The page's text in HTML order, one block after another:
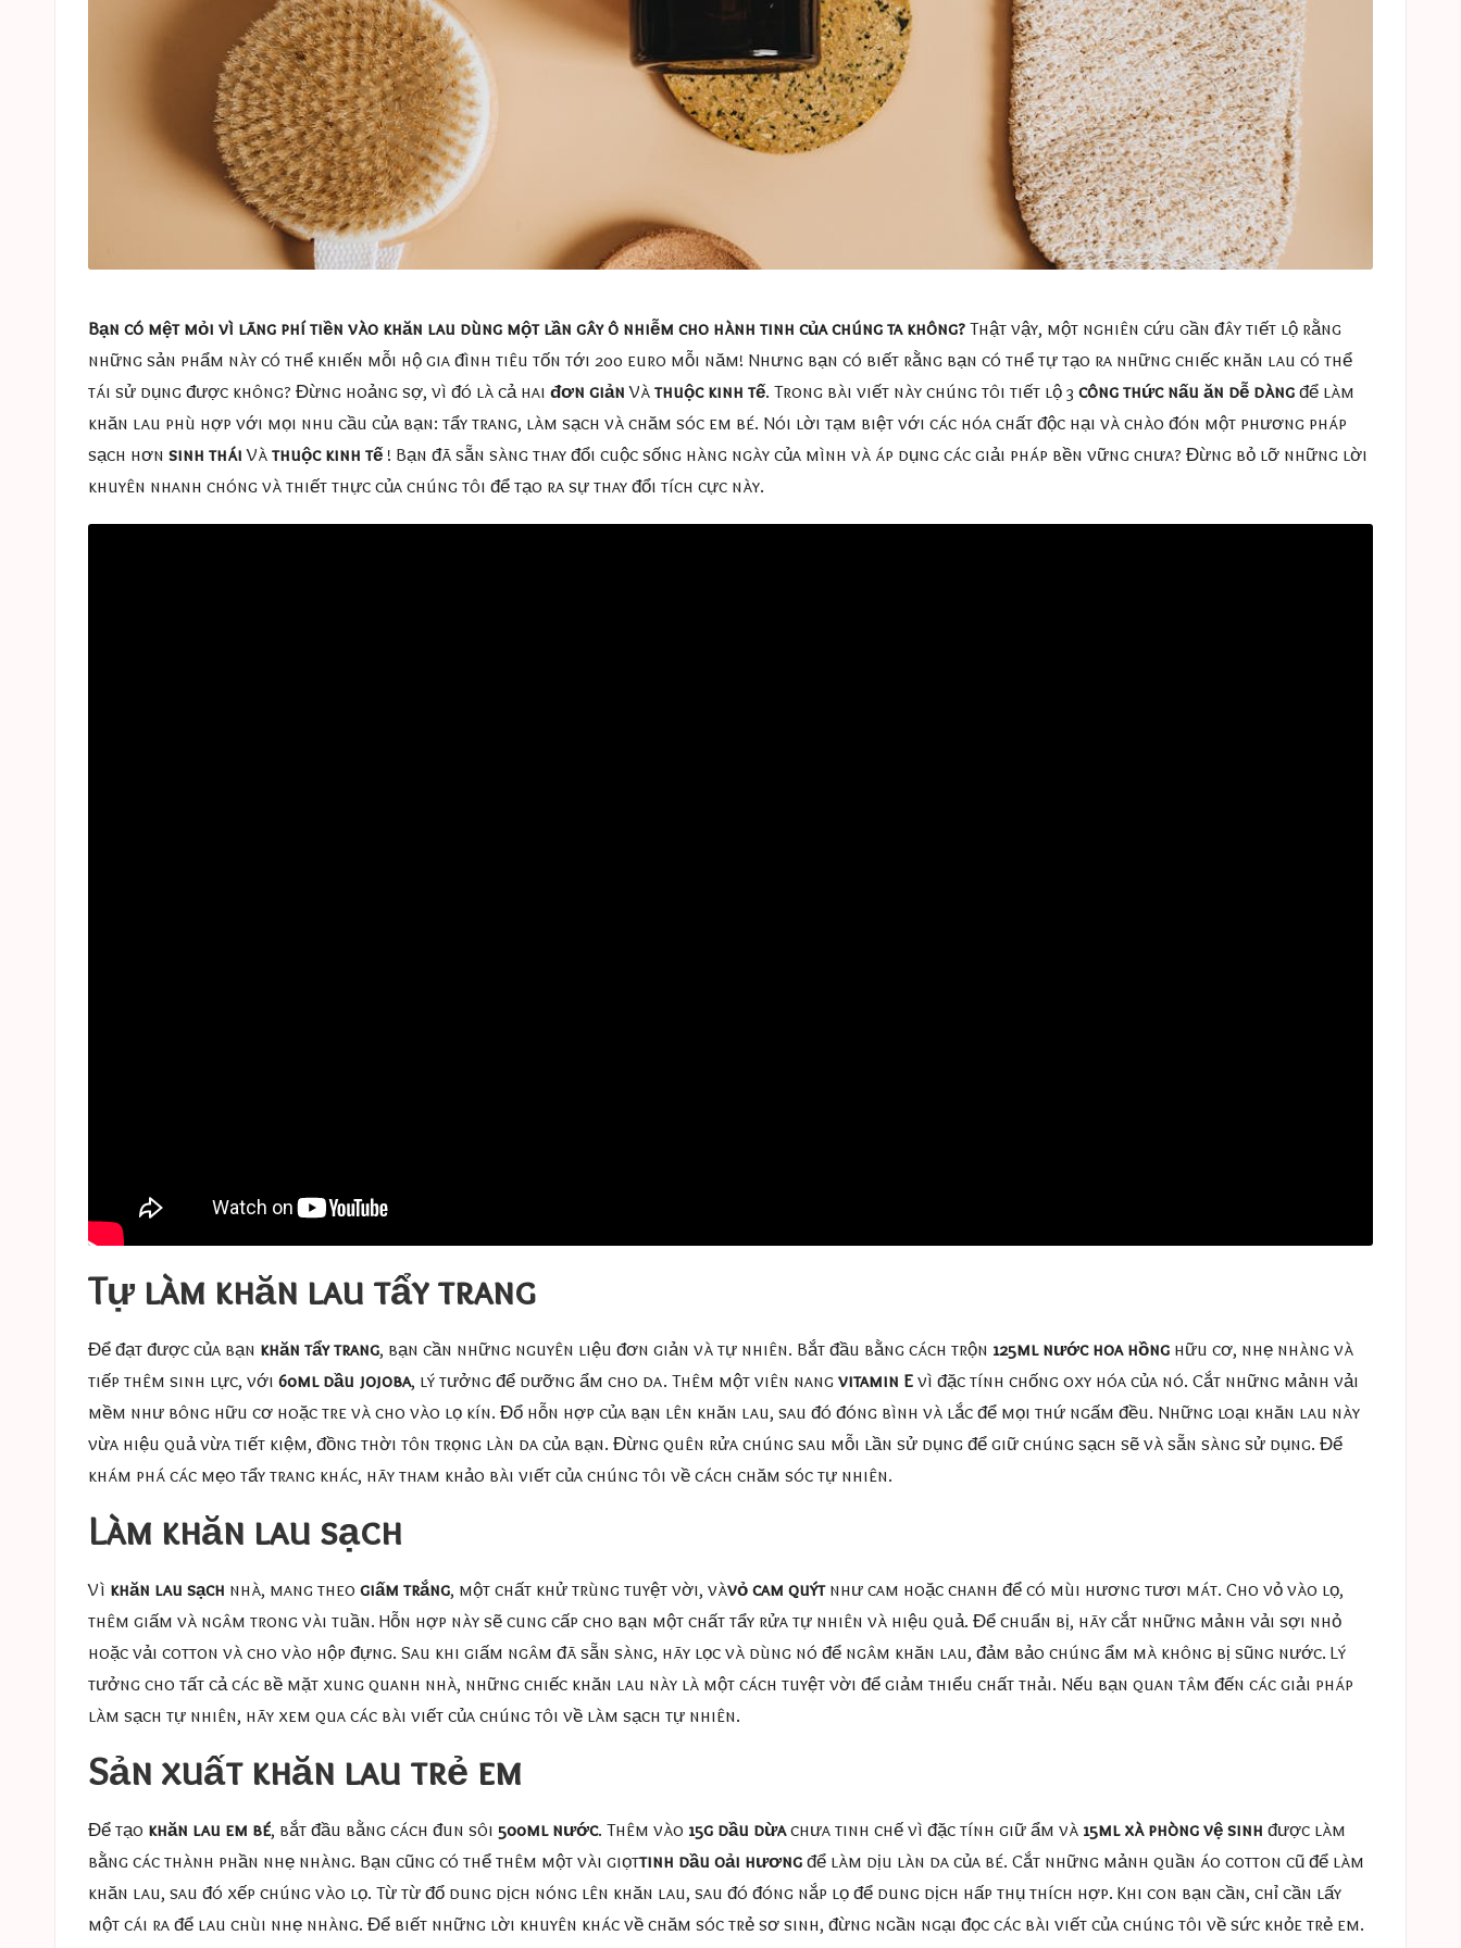
Bạn có mệt mỏi vì lãng phí tiền vào khăn lau dùng một lần gây ô nhiễm cho hành tinh của chúng ta không? Thật vậy, một nghiên cứu gần đây tiết lộ rằng
những sản phẩm này có thể khiến mỗi hộ gia đình tiêu tốn tới 200 euro mỗi năm! Nhưng bạn có biết rằng bạn có thể tự tạo ra những chiếc khăn lau có thể
tái sử dụng được không? Đừng hoảng sợ, vì đó là cả hai đơn giản Và thuộc kinh tế. Trong bài viết này chúng tôi tiết lộ 3 công thức nấu ăn dễ dàng để làm
khăn lau phù hợp với mọi nhu cầu của bạn: tẩy trang, làm sạch và chăm sóc em bé. Nói lời tạm biệt với các hóa chất độc hại và chào đón một phương pháp
sạch hơn sinh thái Và thuộc kinh tế! Bạn đã sẵn sàng thay đổi cuộc sống hàng ngày của mình và áp dụng các giải pháp bền vững chưa? Đừng bỏ lỡ những lời
khuyên nhanh chóng và thiết thực của chúng tôi để tạo ra sự thay đổi tích cực này.
Tự làm khăn lau tẩy trang
Để đạt được của bạn khăn tẩy trang, bạn cần những nguyên liệu đơn giản và tự nhiên. Bắt đầu bằng cách trộn 125ml nước hoa hồng hữu cơ, nhẹ nhàng và
tiếp thêm sinh lực, với 60ml dầu jojoba, lý tưởng để dưỡng ẩm cho da. Thêm một viên nang vitamin E vì đặc tính chống oxy hóa của nó. Cắt những mảnh vải
mềm như bông hữu cơ hoặc tre và cho vào lọ kín. Đổ hỗn hợp của bạn lên khăn lau, sau đó đóng bình và lắc để mọi thứ ngấm đều. Những loại khăn lau này
vừa hiệu quả vừa tiết kiệm, đồng thời tôn trọng làn da của bạn. Đừng quên rửa chúng sau mỗi lần sử dụng để giữ chúng sạch sẽ và sẵn sàng sử dụng. Để
khám phá các mẹo tẩy trang khác, hãy tham khảo bài viết của chúng tôi về cách chăm sóc tự nhiên.
Làm khăn lau sạch
Vì khăn lau sạch nhà, mang theo giấm trắng, một chất khử trùng tuyệt vời, vàvỏ cam quýtnhư cam hoặc chanh để có mùi hương tươi mát. Cho vỏ vào lọ,
thêm giấm và ngâm trong vài tuần. Hỗn hợp này sẽ cung cấp cho bạn một chất tẩy rửa tự nhiên và hiệu quả. Để chuẩn bị, hãy cắt những mảnh vải sợi nhỏ
hoặc vải cotton và cho vào hộp đựng. Sau khi giấm ngâm đã sẵn sàng, hãy lọc và dùng nó để ngâm khăn lau, đảm bảo chúng ẩm mà không bị sũng nước. Lý
tưởng cho tất cả các bề mặt xung quanh nhà, những chiếc khăn lau này là một cách tuyệt vời để giảm thiểu chất thải. Nếu bạn quan tâm đến các giải pháp
làm sạch tự nhiên, hãy xem qua các bài viết của chúng tôi về làm sạch tự nhiên.
Sản xuất khăn lau trẻ em
Để tạo khăn lau em bé, bắt đầu bằng cách đun sôi 500ml nước. Thêm vào 15g dầu dừachưa tinh chế vì đặc tính giữ ẩm và 15ml xà phòng vệ sinh được làm
bằng các thành phần nhẹ nhàng. Bạn cũng có thể thêm một vài giọttinh dầu oải hương để làm dịu làn da của bé. Cắt những mảnh quần áo cotton cũ để làm
khăn lau, sau đó xếp chúng vào lọ. Từ từ đổ dung dịch nóng lên khăn lau, sau đó đóng nắp lọ để dung dịch hấp thụ thích hợp. Khi con bạn cần, chỉ cần lấy
một cái ra để lau chùi nhẹ nhàng. Để biết những lời khuyên khác về chăm sóc trẻ sơ sinh, đừng ngần ngại đọc các bài viết của chúng tôi về sức khỏe trẻ em.